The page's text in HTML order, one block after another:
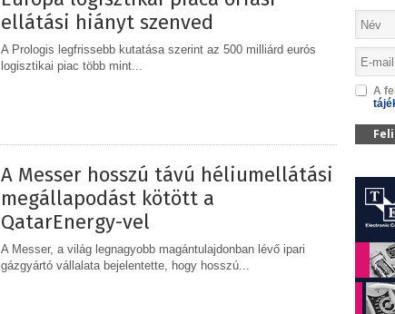
ellátási hiányt szenved
A Prologis legfrissebb kutatása szerint az 500 milliárd eurós
logisztikai piac több mint...
A Messer hosszú távú héliumellátási
megállapodást kötött a
QatarEnergy-vel
A Messer, a világ legnagyobb magántulajdonban lévő ipari
gázgyártó vállalata bejelentette, hogy hosszú...
A